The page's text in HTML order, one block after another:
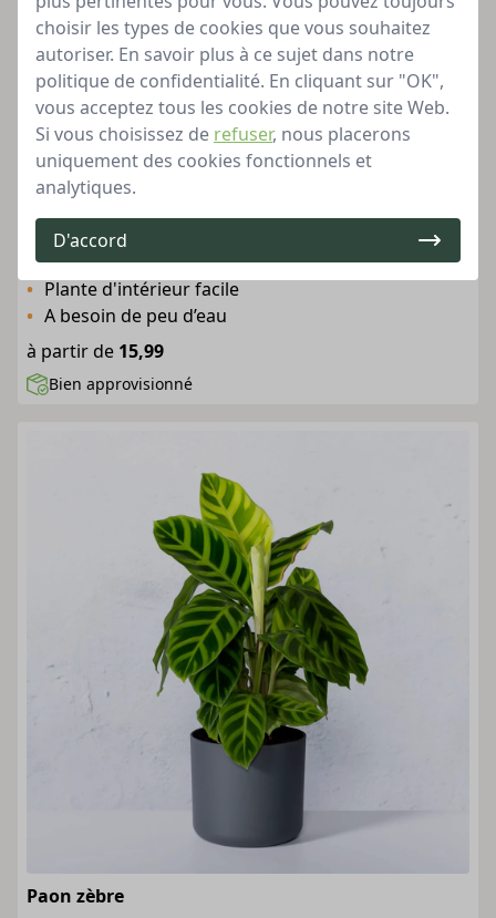
choisir les types de cookies que vous souhaitez
autoriser. En savoir plus à ce sujet dans notre
politique de confidentialité. En cliquant sur "OK",
vous acceptez tous les cookies de notre site Web.
Si vous choisissez de refuser, nous placerons
uniquement des cookies fonctionnels et
analytiques.
D'accord
Palmier yucca 1 tronc
Plante d'intérieur facile
A besoin de peu d’eau
à partir de 15,99
Bien approvisionné
Paon zèbre